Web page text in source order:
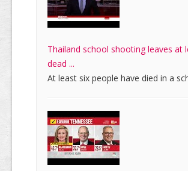
Thailand school shooting leaves at
dead ...
At least six people have died in a